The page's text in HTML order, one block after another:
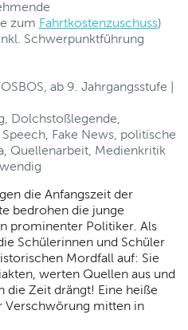
zum Fahrtkostenzuschuss)
Schwerpunktführung
ab 9. Jahrgangsstufe |
Dolchstoßlegende,
Fake News, politische
Quellenarbeit, Medienkritik
die Anfangszeit der
bedrohen die junge
prominenter Politiker. Als
Schülerinnen und Schüler
Mordfall auf: Sie
werten Quellen aus und
die Zeit drängt! Eine heiße
Verschwörung mitten in